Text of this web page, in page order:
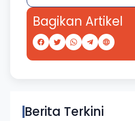
Bagikan Artikel
Berita Terkini